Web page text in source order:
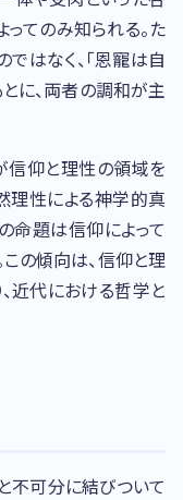
てのみ知られる。た
はなく、「恩寵は自
に、両者の調和が主
信仰と理性の領域を
理性による神学的真
命題は信仰によって
の傾向は、信仰と理
近代における哲学と
不可分に結びついて